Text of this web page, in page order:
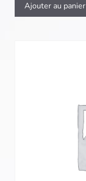
Ajouter au panier